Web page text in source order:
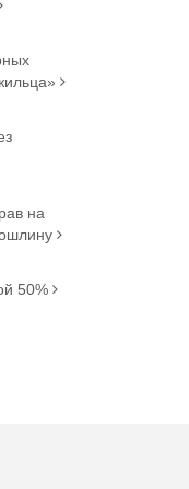
на
50%